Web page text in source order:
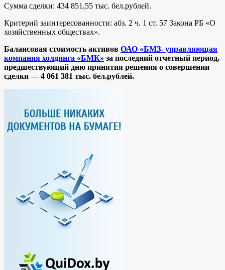
Сумма сделки: 434 851,55 тыс. бел.рублей.
Критерий заинтересованности: абз. 2 ч. 1 ст. 57 Закона РБ «О
хозяйственных обществах».
Балансовая стоимость активов ОАО «БМЗ- управляющая
компания холдинга «БМК» за последний отчетный период,
предшествующий дню принятия решения о совершении
сделки —4 061 381 тыс. бел.рублей.